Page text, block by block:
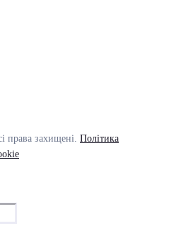
права захищені. Політика